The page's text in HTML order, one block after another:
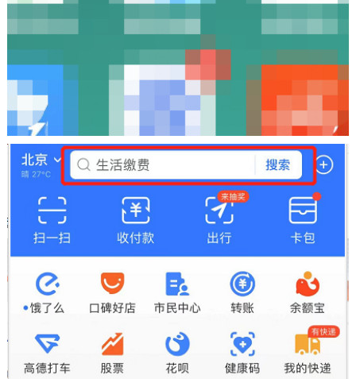
参与调查 在线访谈 图说互动
走进北京
北京概况 人文北京
绿色北京 视频北京
多语种
ENGLISH 한국어 日本語
DEUTSCH FRANÇAIS РУССКИЙ ЯЗЫК